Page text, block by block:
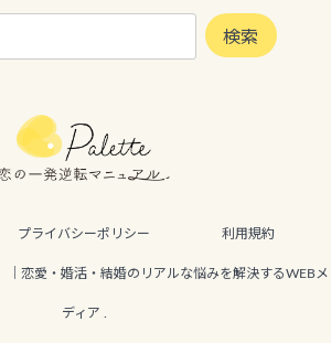
検索
プライバシーポリシー 利用規約
恋愛・婚活・結婚のリアルな悩みを解決するWEBメ
ディア .